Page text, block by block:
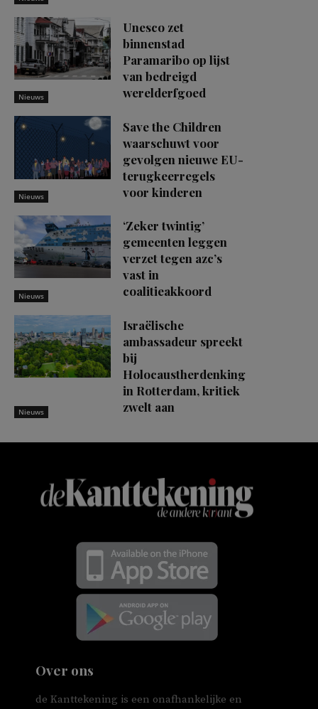
Nieuws
Unesco zet
binnenstad
Paramaribo op lijst
van bedreigd
werelderfgoed
Nieuws
Save the Children
waarschuwt voor
gevolgen nieuwe EU-
terugkeerregels
voor kinderen
Nieuws
‘Zeker twintig’
gemeenten leggen
verzet tegen azc’s
vast in
coalitieakkoord
Nieuws
Israëlische
ambassadeur spreekt
bij
Holocaustherdenking
in Rotterdam, kritiek
zwelt aan
Over ons
de Kanttekening is een onafhankelijke en